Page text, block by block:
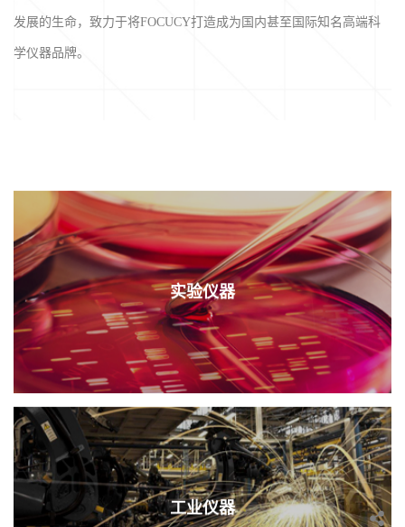
发展的生命，致力于将FOCUCY打造成为国内甚至国际知名高端科
学仪器品牌。
实验仪器
工业仪器